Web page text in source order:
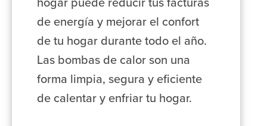
hogar puede reducir tus facturas
de energía y mejorar el confort
de tu hogar durante todo el año.
Las bombas de calor son una
forma limpia, segura y eficiente
de calentar y enfriar tu hogar.